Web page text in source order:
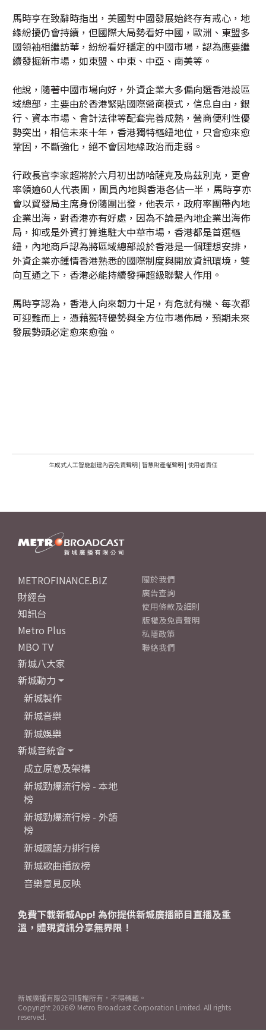
馬時亨在致辭時指出，美國對中國發展始終存有戒心，地
緣紛擾仍會持續，但國際大局勢看好中國，歐洲、東盟多
國領袖相繼訪華，紛紛看好穩定的中國市場，認為應要繼
續發掘新市場，如東盟、中東、中亞、南美等。
他說，隨著中國市場向好，外資企業大多偏向選香港設區
域總部，主要由於香港緊貼國際營商模式，信息自由，銀
行、資本市場、會計法律等配套完善成熟，營商便利性優
勢突出，相信未來十年，香港獨特樞紐地位，只會愈來愈
鞏固，不斷強化，絕不會因地緣政治而走弱。
行政長官李家超將於六月初出訪哈薩克及烏茲別克，更會
率領逾60人代表團，團員內地與香港各佔一半，馬時亨亦
會以貿發局主席身份隨團出發，他表示，政府率團帶內地
企業出海，對香港亦有好處，因為不論是內地企業出海佈
局，抑或是外資打算進駐大中華市場，香港都是首選樞
紐，內地商戶認為將區域總部設於香港是一個理想安排，
外資企業亦鍾情香港熟悉的國際制度與開放資訊環境，雙
向互通之下，香港必能持續發揮超級聯繫人作用。
馬時亨認為，香港人向來韌力十足，有危就有機、每次都
可迎難而上，憑藉獨特優勢與全方位市場佈局，預期未來
發展勢頭必定愈來愈強。
生成式人工智能創建內容免責聲明 | 智慧財產權聲明 | 使用者責任
METROFINANCE.BIZ
財經台
知訊台
Metro Plus
MBO TV
新城八大家
新城動力
新城製作
新城音樂
新城娛樂
新城音統會
成立原意及架構
新城勁爆流行榜 - 本地
榜
新城勁爆流行榜 - 外語
榜
新城國語力排行榜
新城歌曲播放榜
音樂意見反映
關於我們
廣告查詢
使用條款及細則
版權及免責聲明
私隱政策
聯絡我們
免費下載新城App! 為你提供新城廣播節目直播及重
溫，體現資訊分享無界限！
新城廣播有限公司版權所有，不得轉載。
Copyright 2026© Metro Broadcast Corporation Limited. All rights
reserved.